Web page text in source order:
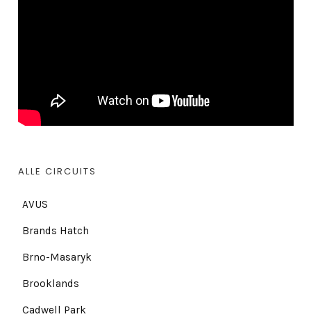
ALLE CIRCUITS
AVUS
Brands Hatch
Brno-Masaryk
Brooklands
Cadwell Park